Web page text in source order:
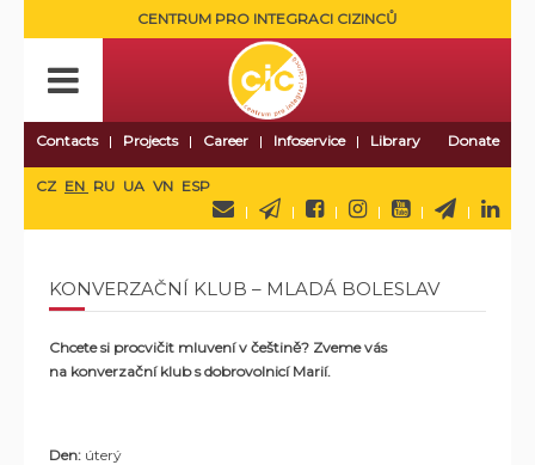
CENTRUM PRO INTEGRACI CIZINCŮ
Contacts Projects Career Infoservice Library Donate
CZ EN RU UA VN ESP
KONVERZAČNÍ KLUB – MLADÁ BOLESLAV
Chcete si procvičit mluvení v češtině? Zveme vás
na konverzační klub s dobrovolnicí Marií.
Den: úterý